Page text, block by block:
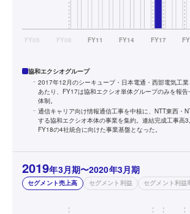
協和エクシオグループ
2017年12月のシーキューブ・日本電通・西部電気工
あたり、FY17は協和エクシオ単体グループのみを報
体制。
通信キャリア向け情報通信工事を中核に、NTT東西・
する協和エクシオ本体の事業を集約。連結完成工事高
FY18の4社統合に向けた事業基盤となった。
2019年3月期〜2020年3月期
セグメント売上高 セグメント利益 セグメント利益